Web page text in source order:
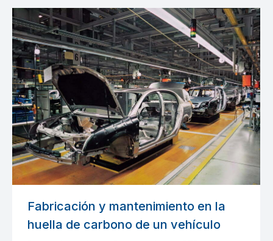
Fabricación y mantenimiento en la
huella de carbono de un vehículo